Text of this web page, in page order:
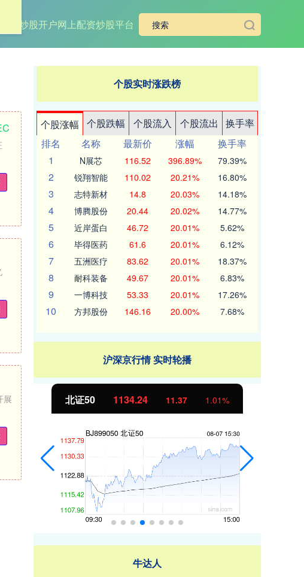
配资炒股开户网上配资炒股平台
展
个股实时涨跌榜
个股涨幅 个股跌幅 个股流入 个股流出
换手率
排名
名称 最新价 涨幅
换手率
1
N展芯 116.52 396.89% 79.39%
2 锐翔智能 110.02 20.21% 16.80%
3 志特新材 14.8 20.03% 14.18%
4 博腾股份 20.44 20.02% 14.77%
5 近岸蛋白 46.72 20.01% 5.62%
6 毕得医药 61.6 20.01% 6.12%
7 五洲医疗 83.62 20.01% 18.37%
8 耐科装备 49.67 20.01% 6.83%
9 一博科技 53.33 20.01% 17.26%
10 方邦股份 146.16 20.00% 7.68%
沪深京行情 实时轮播
北证50 1134.24 11.37 1.01%
牛达人